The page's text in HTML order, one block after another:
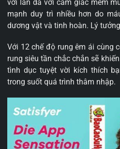
với làn da với cảm giác mềm
mạnh duy trì nhiều hơn do
dương vật và tinh hoàn. Lý
Với 12 chế độ rung êm ái cùng
rung siêu tần chắc chắn sẽ
tình dục tuyệt vời kích thích
trong suốt quá trình thâm nhập.